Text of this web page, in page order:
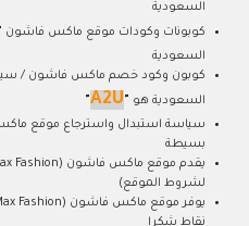
السعودية
كوبونات وكودات موقع ماكس فاشون
السعودية
كوبون وكود خصم ماكس فاشون /
السعودية هو "
A2U
"
بسيطة
لشروط الموقع)
نقاط شكرا